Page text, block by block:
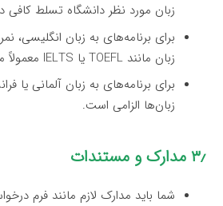
زبان مورد نظر دانشگاه تسلط کافی
برای برنامه‌های به زبان انگلیسی،
زبان مانند TOEFL یا IELTS معمولاً مورد نیاز است.
برای برنامه‌های به زبان آلمانی یا
زبان‌ها الزامی است.
۳٫ مدارک و مستندات
شما باید مدارک لازم مانند فرم